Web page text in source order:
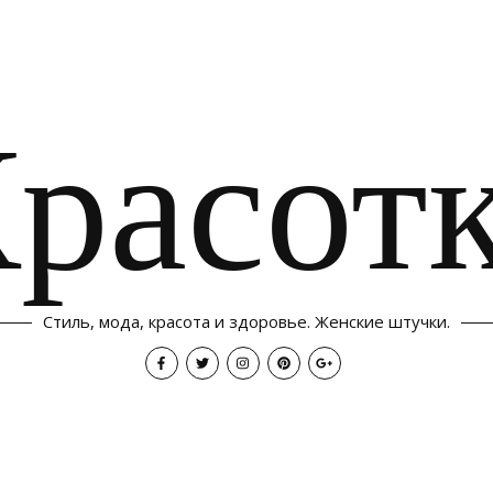
Стиль, мода, красота и здоровье. Женские штучки.